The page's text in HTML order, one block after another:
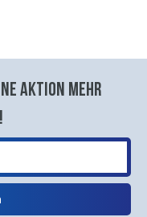
aktion mehr